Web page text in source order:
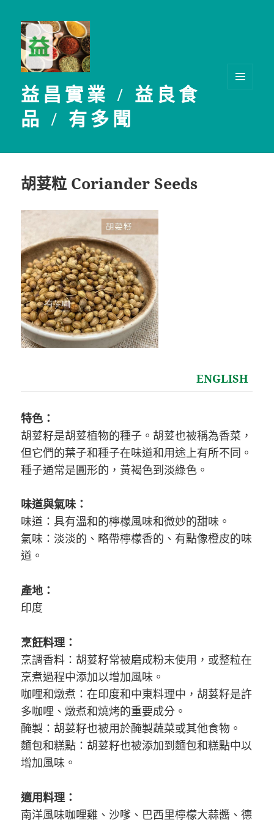
益昌實業 / 益良食
品 / 有多聞
胡荽粒 Coriander Seeds
ENGLISH
特色：
胡荽籽是胡荽植物的種子。胡荽也被稱為香菜，
但它們的葉子和種子在味道和用途上有所不同。
種子通常是圓形的，黃褐色到淡綠色。
味道與氣味：
味道：具有溫和的檸檬風味和微妙的甜味。
氣味：淡淡的、略帶檸檬香的、有點像橙皮的味
道。
產地：
印度
烹飪料理：
烹調香料：胡荽籽常被磨成粉末使用，或整粒在
烹煮過程中添加以增加風味。
咖哩和燉煮：在印度和中東料理中，胡荽籽是許
多咖哩、燉煮和燒烤的重要成分。
醃製：胡荽籽也被用於醃製蔬菜或其他食物。
麵包和糕點：胡荽籽也被添加到麵包和糕點中以
增加風味。
適用料理：
南洋風味咖哩雞、沙嗲、巴西里檸檬大蒜醬、德